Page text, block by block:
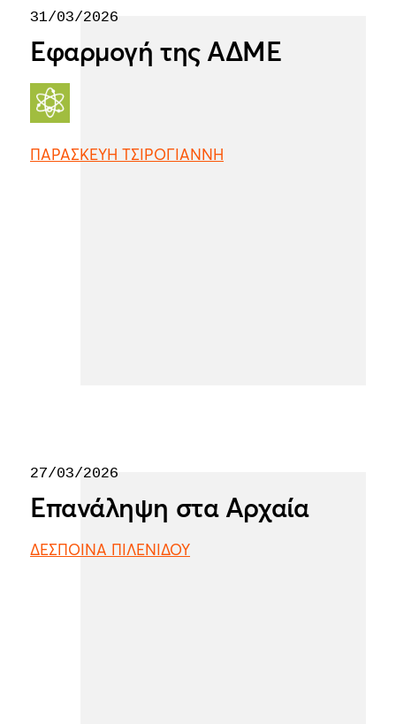
31/03/2026
Εφαρμογή της ΑΔΜΕ
ΠΑΡΑΣΚΕΥΗ ΤΣΙΡΟΓΙΑΝΝΗ
27/03/2026
Επανάληψη στα Αρχαία
ΔΕΣΠΟΙΝΑ ΠΙΛΕΝΙΔΟΥ